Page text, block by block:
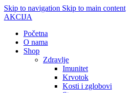
Skip to navigation Skip to main content
AKCIJA
Početna
O nama
Shop
Zdravlje
Imunitet
Krvotok
Kosti i zglobovi